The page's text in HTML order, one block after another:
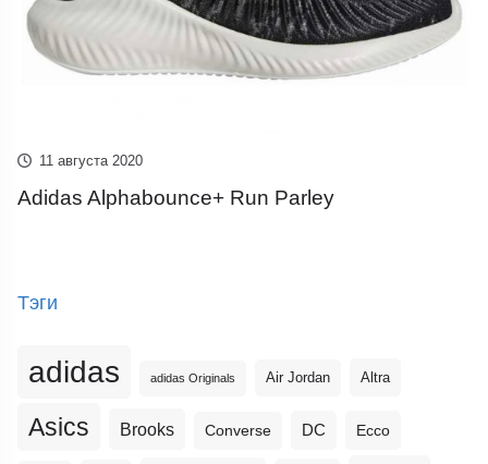
11 августа 2020
Adidas Alphabounce+ Run Parley
Тэги
adidas adidas Originals Air Jordan Altra
Asics Brooks Converse DC Ecco